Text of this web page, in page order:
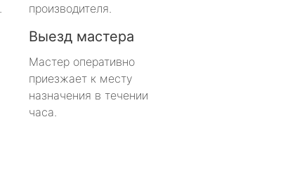
производителя.
Выезд мастера
Мастер оперативно
приезжает к месту
назначения в течении
часа.